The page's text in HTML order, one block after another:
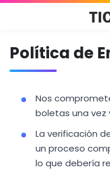
Política de
Nos
boletas una vez
La verificación
un proceso
lo que debería